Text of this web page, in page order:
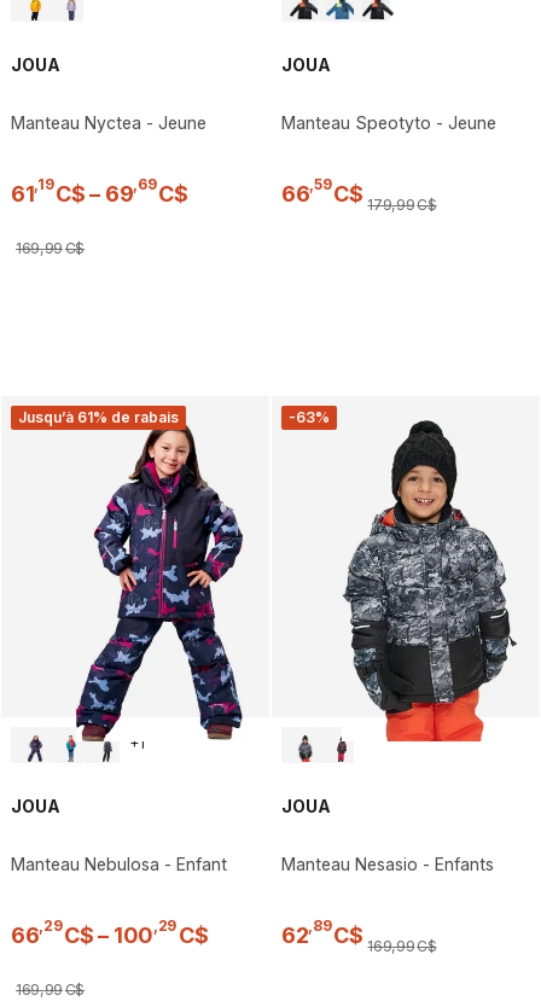
JOUA
Manteau Nyctea - Jeune
61 19C$ – 69 69C$
169,99C$
JOUA
Manteau Speotyto - Jeune
66 59C$ 179,99C$
Jusqu’à 61% de rabais
+1
JOUA
Manteau Nebulosa - Enfant
66,29C$ – 100,29 C$
169,99C$
-63%
JOUA
Manteau Nesasio - Enfants
62,89C$ 169,99C$